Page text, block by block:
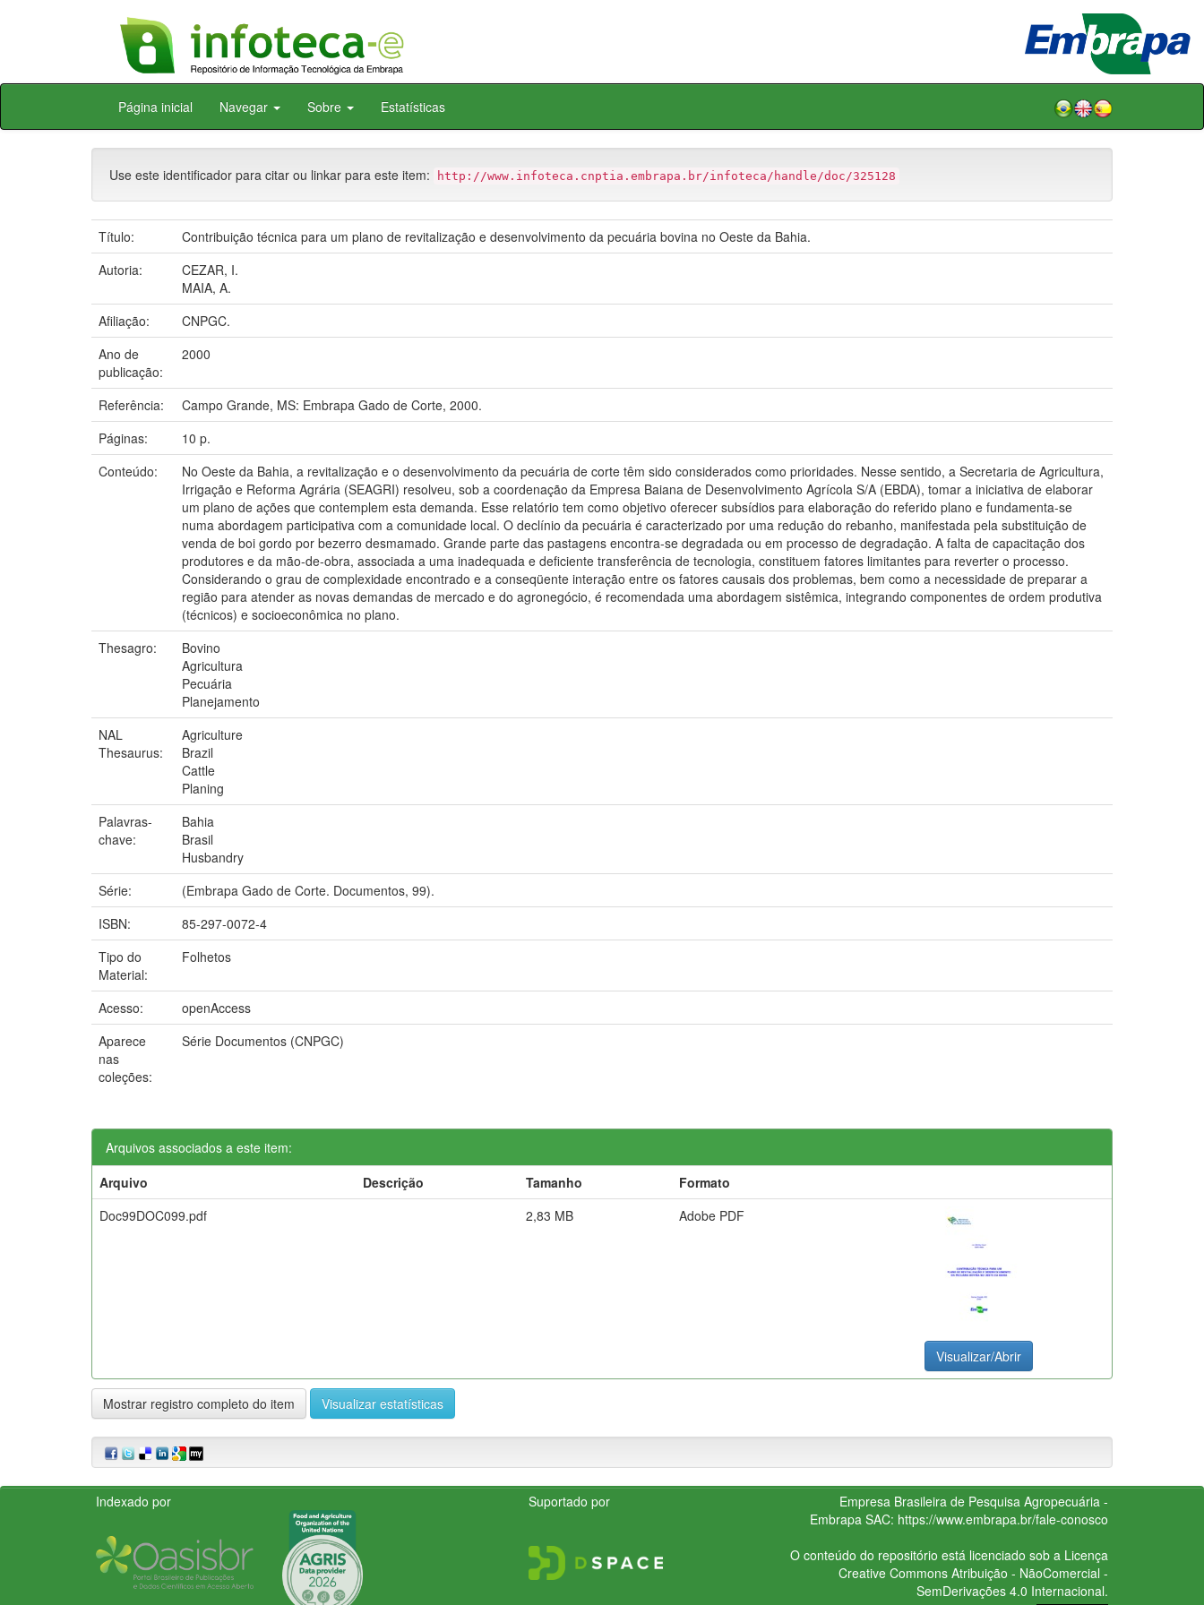
Skip
Página inicial Navegar Sobre Estatísticas
Use este identificador para citar ou linkar para este item: http://www.infoteca.cnptia.embrapa.br/infoteca/handle/doc/325128
Título:
Contribuição técnica para um plano de revitalização e desenvolvimento da pecuária bovina no Oeste da Bahia.
Autoria:
CEZAR, I.
MAIA, A.
Afiliação:
CNPGC.
Ano de
publicação:
2000
Referência:
Campo Grande, MS: Embrapa Gado de Corte, 2000.
Páginas:
10 p.
Conteúdo:
No Oeste da Bahia, a revitalização e o desenvolvimento da pecuária de corte têm sido considerados como prioridades. Nesse sentido, a Secretaria de Agricultura,
Irrigação e Reforma Agrária (SEAGRI) resolveu, sob a coordenação da Empresa Baiana de Desenvolvimento Agrícola S/A (EBDA), tomar a iniciativa de elaborar
um plano de ações que contemplem esta demanda. Esse relatório tem como objetivo oferecer subsídios para elaboração do referido plano e fundamenta-se
numa abordagem participativa com a comunidade local. O declínio da pecuária é caracterizado por uma redução do rebanho, manifestada pela substituição de
venda de boi gordo por bezerro desmamado. Grande parte das pastagens encontra-se degradada ou em processo de degradação. A falta de capacitação dos
produtores e da mão-de-obra, associada a uma inadequada e deficiente transferência de tecnologia, constituem fatores limitantes para reverter o processo.
Considerando o grau de complexidade encontrado e a conseqüente interação entre os fatores causais dos problemas, bem como a necessidade de preparar a
região para atender as novas demandas de mercado e do agronegócio, é recomendada uma abordagem sistêmica, integrando componentes de ordem produtiva
(técnicos) e socioeconômica no plano.
Thesagro:
Bovino
Agricultura
Pecuária
Planejamento
NAL
Thesaurus:
Agriculture
Brazil
Cattle
Planing
Palavras-
chave:
Bahia
Brasil
Husbandry
Série:
(Embrapa Gado de Corte. Documentos, 99).
ISBN:
85-297-0072-4
Tipo do
Material:
Folhetos
Acesso:
openAccess
Aparece
nas
coleções:
Série Documentos (CNPGC)
Arquivos associados a este item:
Arquivo
Descrição Tamanho
Formato
Doc99DOC099.pdf
2,83 MB Adobe PDF
Visualizar/Abrir
Mostrar registro completo do item Visualizar estatísticas
Indexado por Suportado por
Empresa Brasileira de Pesquisa Agropecuária -
Embrapa SAC: https://www.embrapa.br/fale-conosco
O conteúdo do repositório está licenciado sob a Licença
Creative CommonsAtribuição - NãoComercial -
SemDerivações 4.0 Internacional.